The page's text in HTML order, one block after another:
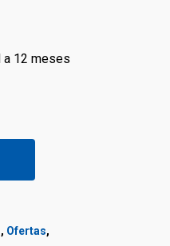
a 12 meses
, Ofertas,